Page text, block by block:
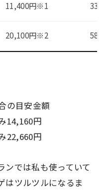
11,400円※1
20,100円※2
の目安金額
14,160円
22,660円
ンでは私も使っていて
はツルツルになるま